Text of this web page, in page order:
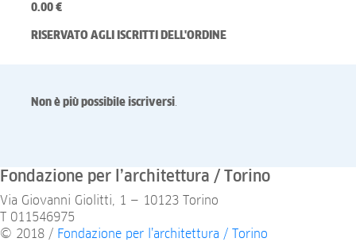
0.00 €
RISERVATO AGLI ISCRITTI DELL'ORDINE
Non è più possibile iscriversi .
Fondazione per l’architettura / Torino
Via Giovanni Giolitti, 1 — 10123 Torino
T 011546975
© 2018 / Fondazione per l’architettura / Torino